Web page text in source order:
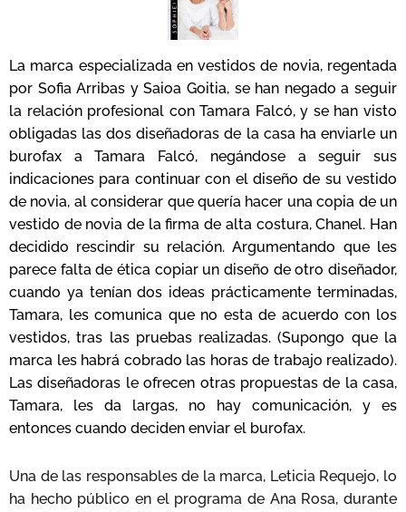
La marca especializada en vestidos de novia, regentada
por Sofia Arribas y Saioa Goitia, se han negado a seguir
la relación profesional con Tamara Falcó, y se han visto
obligadas las dos diseñadoras de la casa ha enviarle un
burofax a Tamara Falcó, negándose a seguir sus
indicaciones para continuar con el diseño de su vestido
de novia, al considerar que quería hacer una copia de un
vestido de novia de la firma de alta costura, Chanel. Han
decidido rescindir su relación. Argumentando que les
parece falta de ética copiar un diseño de otro diseñador,
cuando ya tenían dos ideas prácticamente terminadas,
Tamara, les comunica que no esta de acuerdo con los
vestidos, tras las pruebas realizadas. (Supongo que la
marca les habrá cobrado las horas de trabajo realizado).
Las diseñadoras le ofrecen otras propuestas de la casa,
Tamara, les da largas, no hay comunicación, y es
entonces cuando deciden enviar el burofax.
Una de las responsables de la marca, Leticia Requejo, lo
ha hecho público en el programa de Ana Rosa, durante